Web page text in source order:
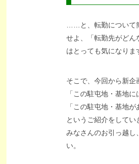
……と、転勤について
せよ、「転勤先がどん
はとっても気になりま
そこで、今回から新企
「この駐屯地・基地
「この駐屯地・基地
というご紹介をしてい
みなさんのお引っ越し
い。